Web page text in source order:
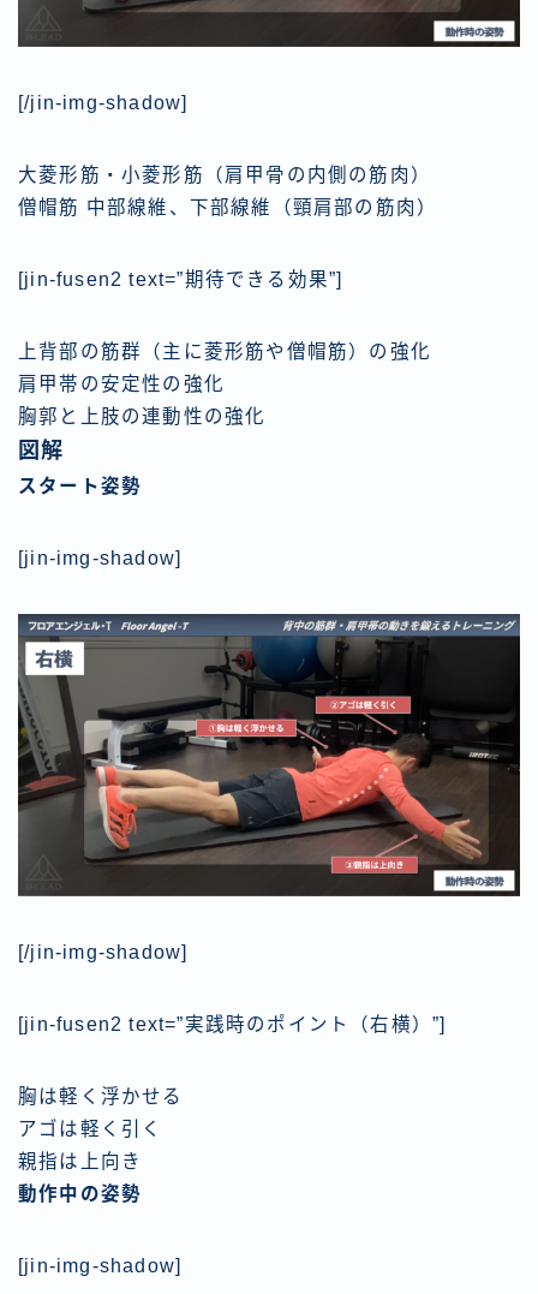
[/jin-img-shadow]
大菱形筋・小菱形筋（肩甲骨の内側の筋肉）
僧帽筋 中部線維、下部線維（頸肩部の筋肉）
[jin-fusen2 text=”期待できる効果”]
上背部の筋群（主に菱形筋や僧帽筋）の強化
肩甲帯の安定性の強化
胸郭と上肢の連動性の強化
図解
スタート姿勢
[jin-img-shadow]
[/jin-img-shadow]
[jin-fusen2 text=”実践時のポイント（右横）”]
胸は軽く浮かせる
アゴは軽く引く
親指は上向き
動作中の姿勢
[jin-img-shadow]